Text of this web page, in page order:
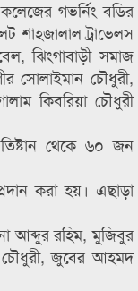
গভর্নিং বডির
শাহজালাল ট্রাভেলস
ঝিংগাবাড়ী সমাজ
সোলাইমান চৌধুরী,
কিবরিয়া চৌধুরী
থেকে ৬০ জন
করা হয়। এছাড়া
আব্দুর রহিম, মুজিবুর
চৌধুরী, জুবের আহমদ